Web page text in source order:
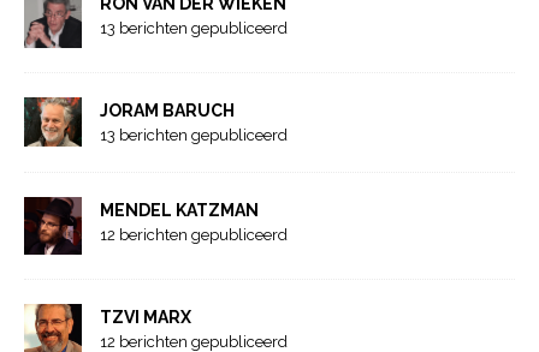
13 berichten gepubliceerd
JORAM BARUCH
13 berichten gepubliceerd
MENDEL KATZMAN
12 berichten gepubliceerd
TZVI MARX
12 berichten gepubliceerd